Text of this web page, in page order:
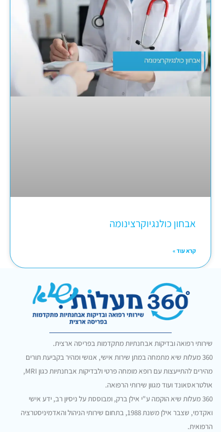
אבחון כולנגיוקרצינומה
קרא עוד »
שירותי רפואה ובדיקות אבחנתיות מתקדמות בפריסה ארצית.
360 מעלות שיא מתמחה במתן שירות אישי, אנושי ומהיר בקביעת תורים
מהירים להתייעצות עם רופא מומחה פרטי ולבדיקות אבחנתיות כגון MRI,
אולטראסאונד ועוד מגוון שירותי הרפואה.
360 מעלות שיא הוקמה ע"י אילן ברק, ומבוססת על ניסיון רב, ידע אישי
ואקדמי, שצבר אילן משנת 1988, בתחום שירותי הניהול והאדמיניסטרציה
הרפואית.